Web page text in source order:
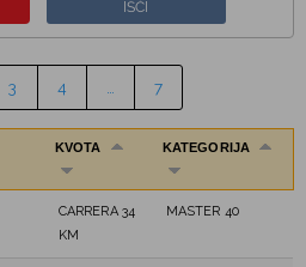
3 4 7
KVOTA KATEGORIJA
CARRERA 34
KM
MASTER 40